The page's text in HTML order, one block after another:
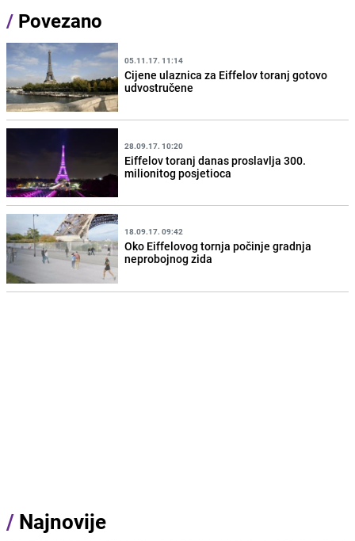
/ Povezano
05.11.17. 11:14
Cijene ulaznica za Eiffelov toranj gotovo
udvostručene
28.09.17. 10:20
Eiffelov toranj danas proslavlja 300.
milionitog posjetioca
18.09.17. 09:42
Oko Eiffelovog tornja počinje gradnja
neprobojnog zida
/ Najnovije